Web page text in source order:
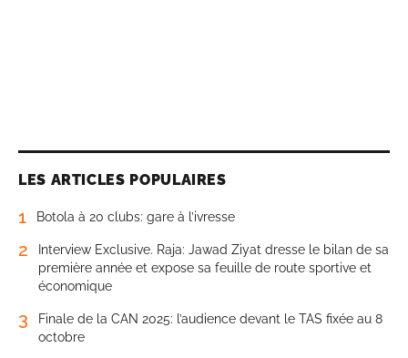
LES ARTICLES POPULAIRES
1 Botola à 20 clubs: gare à l’ivresse
2
Interview Exclusive. Raja: Jawad Ziyat dresse le bilan de sa
première année et expose sa feuille de route sportive et
économique
3
Finale de la CAN 2025: l’audience devant le TAS fixée au 8
octobre